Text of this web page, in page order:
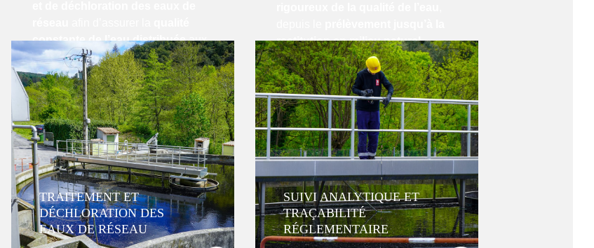
TRAITEMENT ET
DÉCHLORATION DES
EAUX DE RÉSEAU
constante de l’eau distribuéeaux
usagers.
Ladéchlorationpermet deréduire
la concentration en chlore
résiduel, depréserver les
canalisationset delimiter les
nuisances olfactives et
gustatives.
Ces interventions s’appuient sur des
procédés éprouvés et sur une
maîtrise complète des paramètres
physico-chimiquesde l’eau.
SUIVI ANALYTIQUE ET
TRAÇABILITÉ
RÉGLEMENTAIRE
restitution en milieu naturel.
Nos équipes effectuent unsuivi
régulier des paramètres
microbiologiques, chimiques et
physiques, garantissant la
conformité avec les normes
environnementales et sanitaires
en vigueur.
Chaque étape du processus fait
l’objet d’unetraçabilité complète et
documentée, offrant à nos clients
unetransparence totaleet une